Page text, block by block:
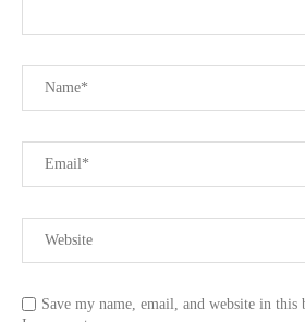
Save my name, email, and website in